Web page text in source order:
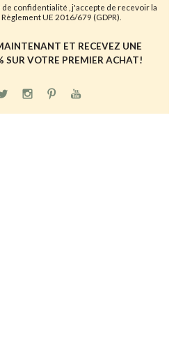
de confidentialité , j'accepte de recevoir la
UE 2016/679 (GDPR).
ET RECEVEZ UNE
SUR VOTRE PREMIER ACHAT!